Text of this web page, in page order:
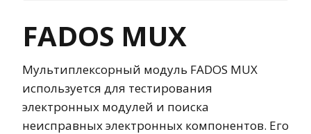
FADOS MUX
Мультиплексорный модуль FADOS MUX
используется для тестирования
электронных модулей и поиска
неисправных электронных компонентов. Его